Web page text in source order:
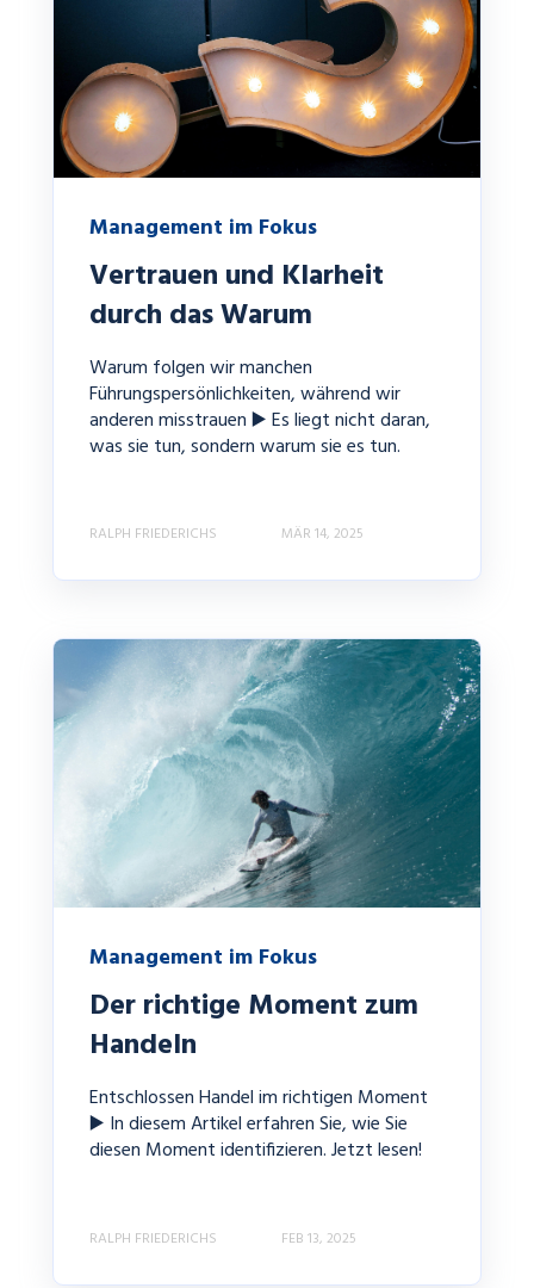
Management im Fokus
Vertrauen und Klarheit
durch das Warum
Warum folgen wir manchen
Führungspersönlichkeiten, während wir
anderen misstrauen ▶️ Es liegt nicht daran,
was sie tun, sondern warum sie es tun.
RALPH FRIEDERICHS MÄR 14, 2025
Management im Fokus
Der richtige Moment zum
Handeln
Entschlossen Handel im richtigen Moment
▶️ In diesem Artikel erfahren Sie, wie Sie
diesen Moment identifizieren. Jetzt lesen!
RALPH FRIEDERICHS FEB 13, 2025